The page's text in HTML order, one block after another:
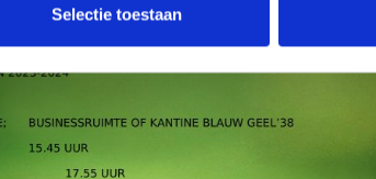
Selectie toestaan